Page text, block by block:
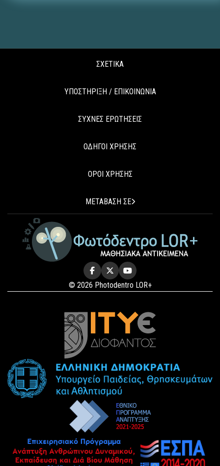
ΣΧΕΤΙΚΑ
ΥΠΟΣΤΗΡΙΞΗ / ΕΠΙΚΟΙΝΩΝΙΑ
ΣΥΧΝΕΣ ΕΡΩΤΗΣΕΙΣ
ΟΔΗΓΟΙ ΧΡΗΣΗΣ
ΟΡΟΙ ΧΡΗΣΗΣ
ΜΕΤΑΒΑΣΗ ΣΕ
© 2026 Photodentro LOR+